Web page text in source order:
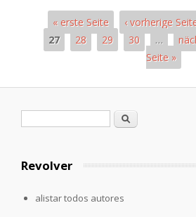
« erste Seite ‹ vorherige
27
28 29 30 …
Seite »
Formulario de búsqueda
Buscar
Revolver
alistar todos autores